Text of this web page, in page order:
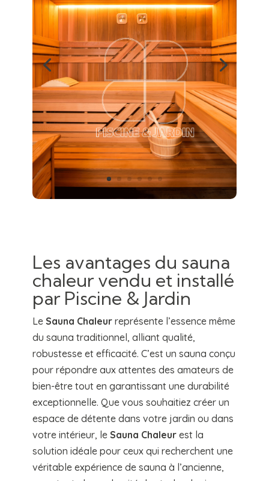
Les avantages du sauna
chaleur vendu et installé
par Piscine & Jardin
Le Sauna Chaleurreprésente l’essence même
du sauna traditionnel, alliant qualité,
robustesse et efficacité. C’est un sauna conçu
pour répondre aux attentes des amateurs de
bien-être tout en garantissant une durabilité
exceptionnelle. Que vous souhaitiez créer un
espace de détente dans votre jardin ou dans
votre intérieur, le Sauna Chaleurest la
solution idéale pour ceux qui recherchent une
véritable expérience de sauna à l’ancienne,